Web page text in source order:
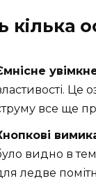
кілька
Це
все ще
видно в
ледве